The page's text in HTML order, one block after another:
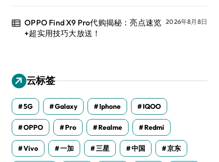
OPPO Find X9 Pro代购揭秘：亮点速览
+超实用技巧大放送！
2026年8月8日
云标签
5G Galaxy Iphone IQOO
OPPO Pro Realme Redmi
Vivo 一加 三星 中国 京东